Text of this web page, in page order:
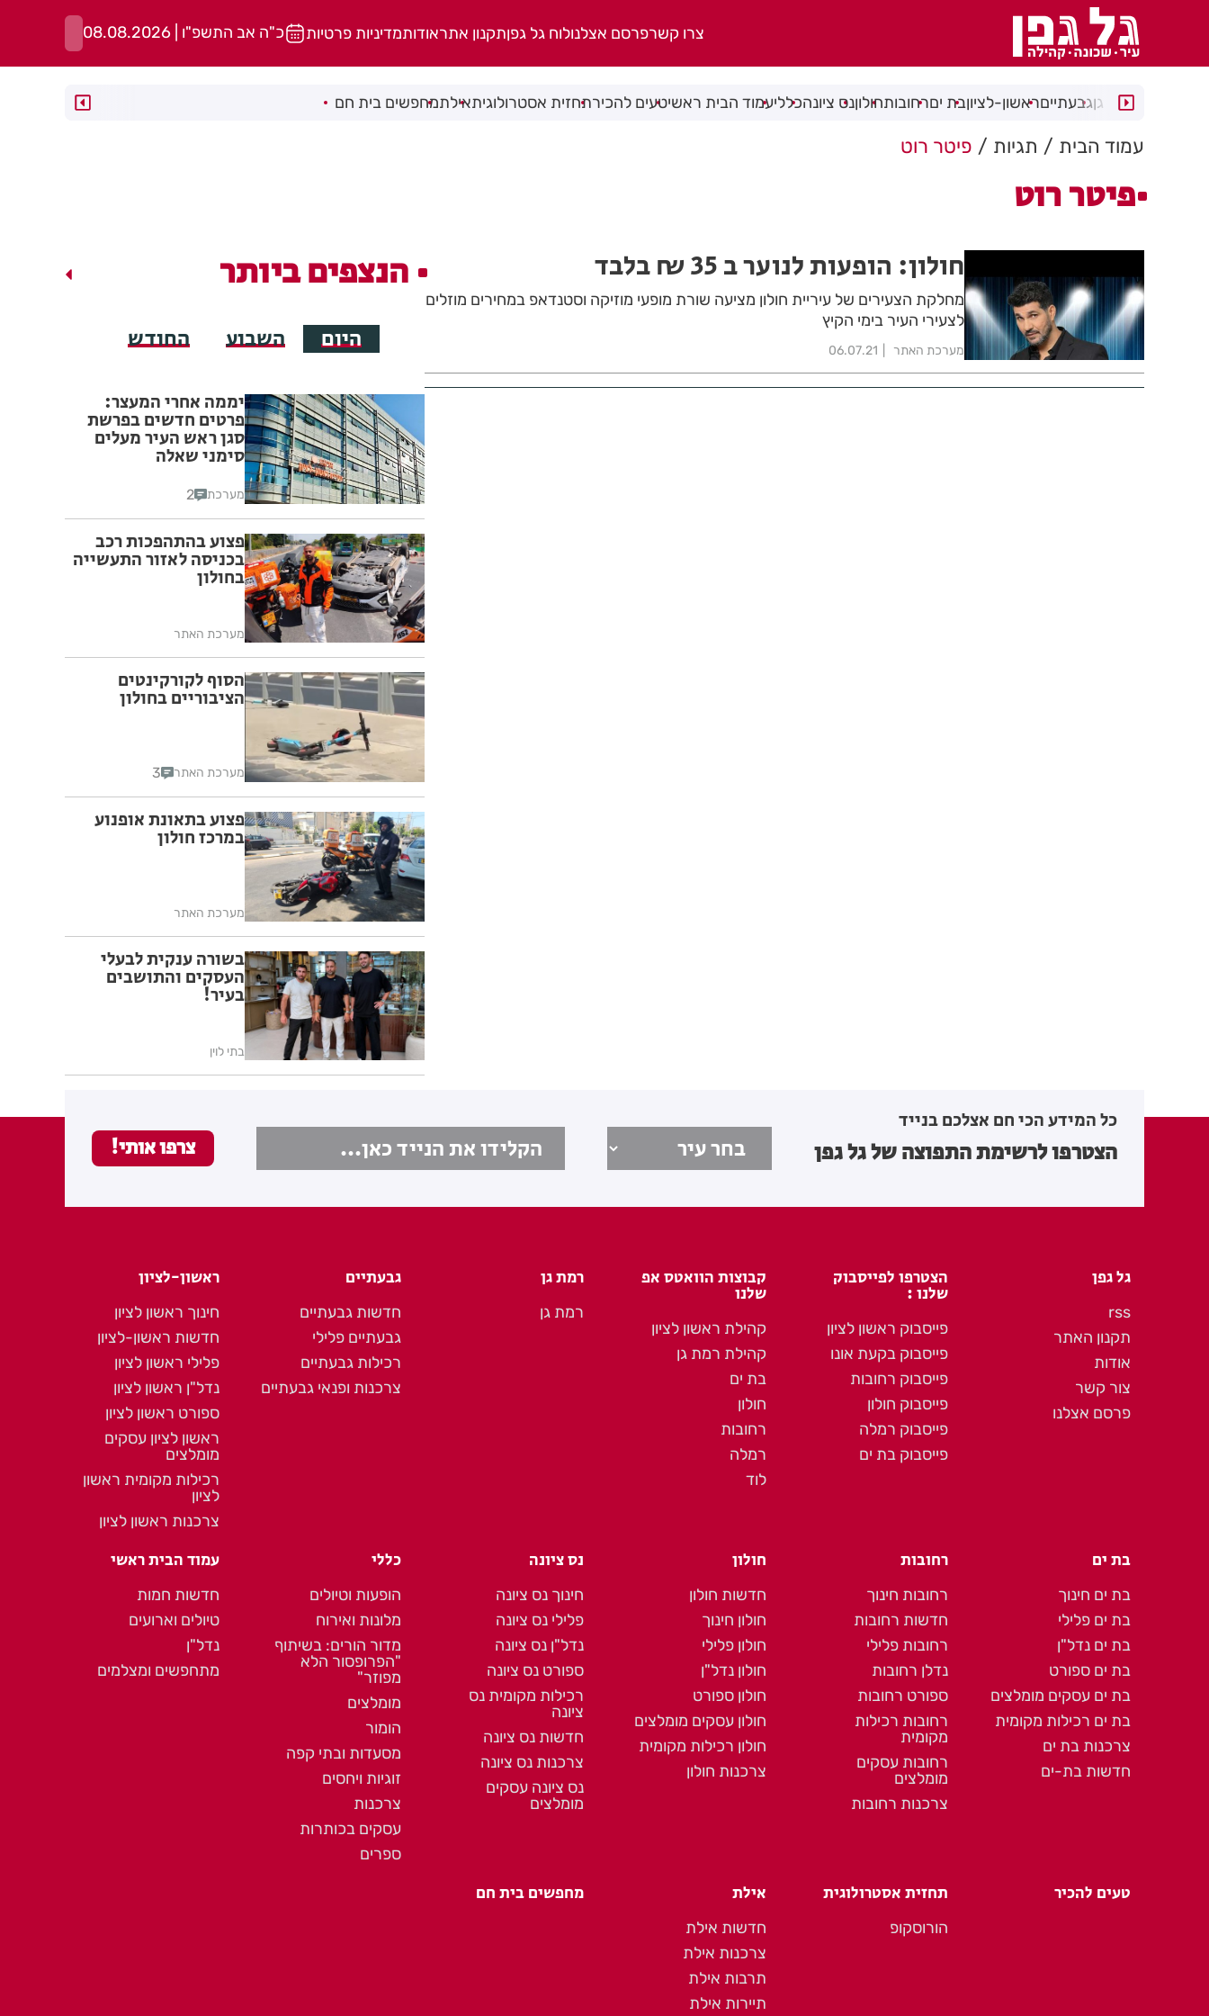
צרו קשרפרסם אצלנולוח גל גפןתקנון אתראודותמדיניות פרטיות כ"ה אב התשפ"ו | 08.08.2026
רמת גןגבעתייםראשון-לציוןבת יםרחובותחולוןנס ציונהכלליעמוד הבית ראשיטעים להכירתחזית אסטרולוגיתאילתמחפשים בית חם
עמוד הבית תגיות פיטר רוט
פיטר רוט
חולון: הופעות לנוער ב 35 ₪ בלבד
מחלקת הצעירים של עיריית חולון מציעה שורת מופעי מוזיקה וסטנדאפ במחירים מוזלים
לצעירי העיר בימי הקיץ
מערכת האתר 06.07.21
הנצפים ביותר
היום השבוע החודש
יממה אחרי המעצר:
פרטים חדשים בפרשת
סגן ראש העיר מעלים
סימני שאלה
מערכת 2
פצוע בהתהפכות רכב
בכניסה לאזור התעשייה
בחולון
מערכת האתר
הסוף לקורקינטים
הציבוריים בחולון
מערכת האתר 3
פצוע בתאונת אופנוע
במרכז חולון
מערכת האתר
בשורה ענקית לבעלי
העסקים והתושבים
בעיר!
בתי לוין
כל המידע הכי חם אצלכם בנייד
הצטרפו לרשימת התפוצה של גל גפן
גל גפן
rss
תקנון האתר
אודות
צור קשר
פרסם אצלנו
הצטרפו לפייסבוק
שלנו :
פייסבוק ראשון לציון
פייסבוק בקעת אונו
פייסבוק רחובות
פייסבוק חולון
פייסבוק רמלה
פייסבוק בת ים
קבוצות הוואטס אפ
שלנו
קהילת ראשון לציון
קהילת רמת גן
בת ים
חולון
רחובות
רמלה
לוד
רמת גן
רמת גן
גבעתיים
חדשות גבעתיים
גבעתיים פלילי
רכילות גבעתיים
צרכנות ופנאי גבעתיים
ראשון-לציון
חינוך ראשון לציון
חדשות ראשון-לציון
פלילי ראשון לציון
נדל"ן ראשון לציון
ספורט ראשון לציון
ראשון לציון עסקים
מומלצים
רכילות מקומית ראשון
לציון
צרכנות ראשון לציון
בת ים
בת ים חינוך
בת ים פלילי
בת ים נדל"ן
בת ים ספורט
בת ים עסקים מומלצים
בת ים רכילות מקומית
צרכנות בת ים
חדשות בת-ים
רחובות
רחובות חינוך
חדשות רחובות
רחובות פלילי
נדלן רחובות
ספורט רחובות
רחובות רכילות
מקומית
רחובות עסקים
מומלצים
צרכנות רחובות
חולון
חדשות חולון
חולון חינוך
חולון פלילי
חולון נדל"ן
חולון ספורט
חולון עסקים מומלצים
חולון רכילות מקומית
צרכנות חולון
נס ציונה
חינוך נס ציונה
פלילי נס ציונה
נדל"ן נס ציונה
ספורט נס ציונה
רכילות מקומית נס
ציונה
חדשות נס ציונה
צרכנות נס ציונה
נס ציונה עסקים
מומלצים
כללי
הופעות וטיולים
מלונות ואירוח
מדור הורים: בשיתוף
"הפרופסור הלא
מפוזר"
מומלצים
הומור
מסעדות ובתי קפה
זוגיות ויחסים
צרכנות
עסקים בכותרות
ספרים
עמוד הבית ראשי
חדשות חמות
טיולים וארועים
נדל"ן
מתחפשים ומצלמים
טעים להכיר תחזית אסטרולוגית
הורוסקופ
אילת
חדשות אילת
צרכנות אילת
תרבות אילת
תיירות אילת
מחפשים בית חם